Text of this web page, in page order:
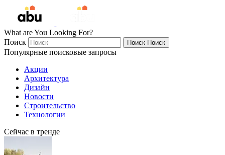
What are You Looking For?
Поиск
Поиск Поиск
Популярные поисковые запросы
Акции
Архитектура
Дизайн
Новости
Строительство
Технологии
Сейчас в тренде